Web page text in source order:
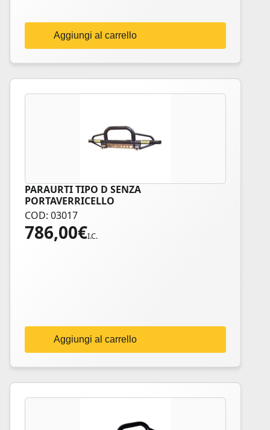
Aggiungi al carrello
PARAURTI TIPO D SENZA
PORTAVERRICELLO
COD: 03017
786,00€I.C.
Aggiungi al carrello